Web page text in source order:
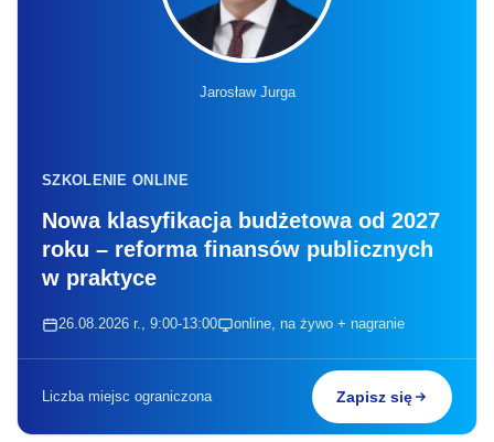
Jarosław Jurga
SZKOLENIE ONLINE
Nowa klasyfikacja budżetowa od 2027
roku – reforma finansów publicznych
w praktyce
26.08.2026 r., 9:00-13:00 online, na żywo + nagranie
Liczba miejsc ograniczona Zapisz się